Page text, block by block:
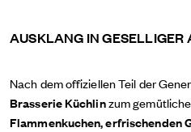
AUSKLANG IN GESELLIGER
Nach dem offiziellen Teil der
Brasserie Küchlinzum
Flammenkuchen, erfrischenden